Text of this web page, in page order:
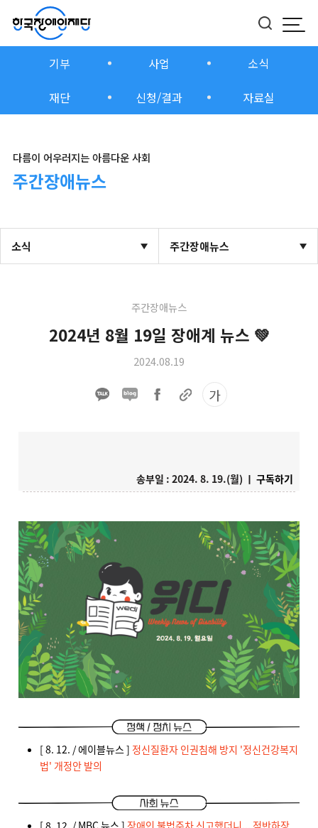
모
버튼
기부 사업
소식
재단
신청/결과 자료실
다름이 어우러지는 아름다운 사회
주간장애뉴스
소식 주간장애뉴스
주간장애뉴스
2024년 8월 19일 장애계 뉴스 💚
2024.08.19
가